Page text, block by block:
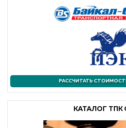
РАССЧИТАТЬ
КАТАЛОГ ТПК